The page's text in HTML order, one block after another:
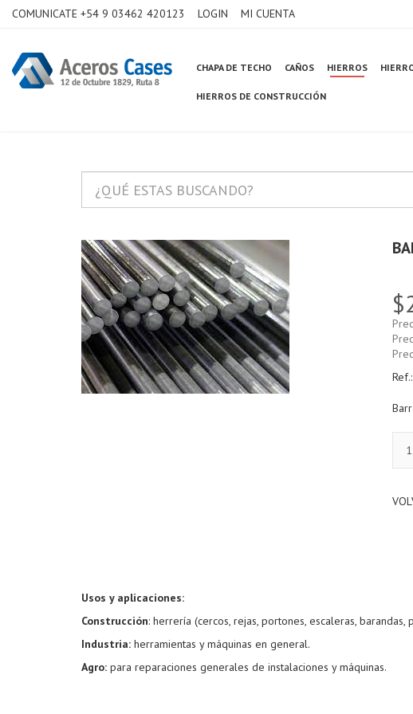
COMUNICATE +54 9 03462 420123 LOGIN MI CUENTA
CHAPA DE TECHO CAÑOS HIERROS
HIERROS DE CONSTRUCCIÓN
Ref.:
Usos y aplicaciones:
Construcción: herrería (cercos, rejas, portones, escaleras, barandas,
Industria: herramientas y máquinas en general.
Agro: para reparaciones generales de instalaciones y máquinas.